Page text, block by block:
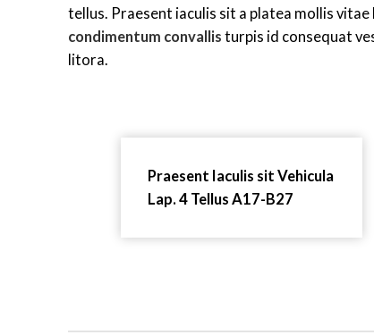
tellus. Praesent iaculis sit a platea mollis
condimentum convallis turpis id consequat
litora.
Praesent Iaculis sit Vehicula
Lap. 4 Tellus A17-B27